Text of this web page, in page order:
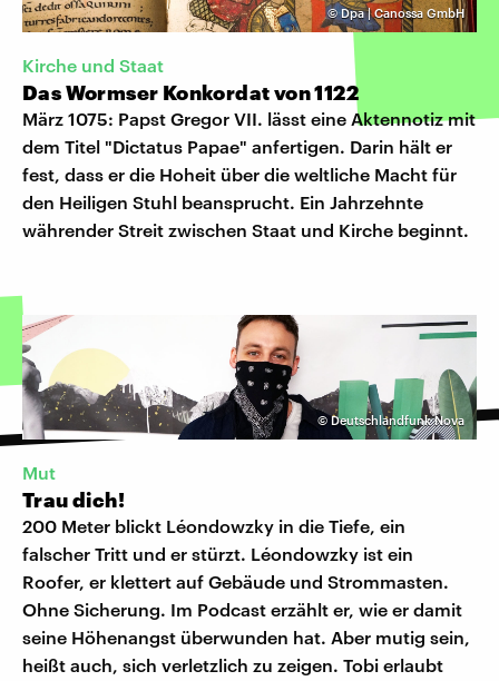
©Dpa | Canossa GmbH
Kirche und Staat
Das Wormser Konkordat von 1122
März 1075: Papst Gregor VII. lässt eine Aktennotiz mit
dem Titel "Dictatus Papae" anfertigen. Darin hält er
fest, dass er die Hoheit über die weltliche Macht für
den Heiligen Stuhl beansprucht. Ein Jahrzehnte
währender Streit zwischen Staat und Kirche beginnt.
©Deutschlandfunk Nova
Mut
Trau dich!
200 Meter blickt Léondowzky in die Tiefe, ein
falscher Tritt und er stürzt. Léondowzky ist ein
Roofer, er klettert auf Gebäude und Strommasten.
Ohne Sicherung. Im Podcast erzählt er, wie er damit
seine Höhenangst überwunden hat. Aber mutig sein,
heißt auch, sich verletzlich zu zeigen. Tobi erlaubt